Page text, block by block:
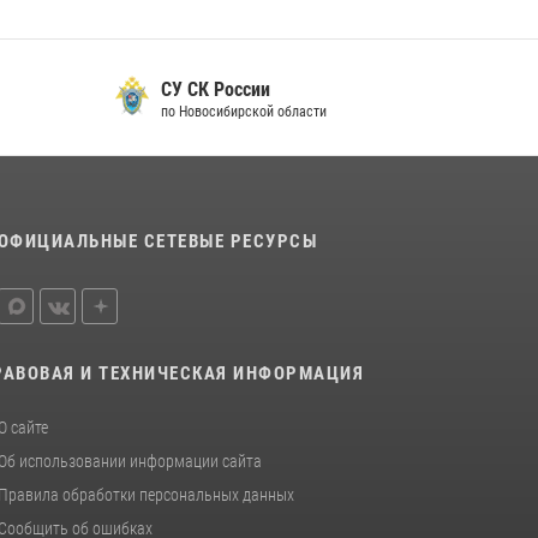
СУ СК России
по Новосибирской области
СЕТЕВЫЕ РЕСУРСЫ
И ТЕХНИЧЕСКАЯ ИНФОРМАЦИЯ
О сайте
Об использовании информации сайта
Правила обработки персональных данных
Сообщить об ошибках